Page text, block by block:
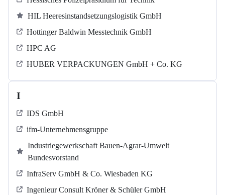
HIL Heeresinstandsetzungslogistik GmbH
Hottinger Baldwin Messtechnik GmbH
HPC AG
HUBER VERPACKUNGEN GmbH + Co. KG
I
IDS GmbH
ifm-Unternehmensgruppe
Industriegewerkschaft Bauen-Agrar-Umwelt
Bundesvorstand
InfraServ GmbH & Co. Wiesbaden KG
Ingenieur Consult Kröner & Schüler GmbH